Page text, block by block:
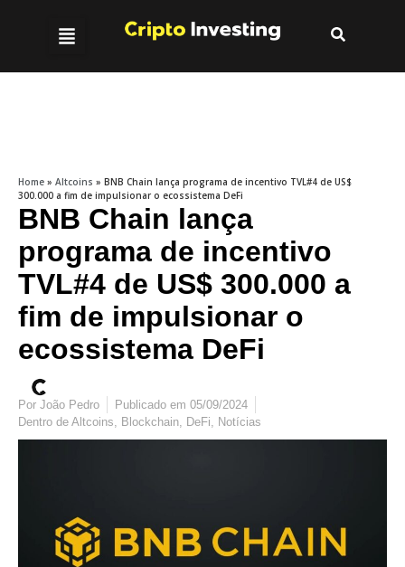
Home » Altcoins » BNB Chain lança programa de incentivo TVL#4 de US$
300.000 a fim de impulsionar o ecossistema DeFi
BNB Chain lança
programa de incentivo
TVL#4 de US$ 300.000 a
fim de impulsionar o
ecossistema DeFi
Por João Pedro Publicado em 05/09/2024
Dentro de Altcoins, Blockchain, DeFi, Notícias